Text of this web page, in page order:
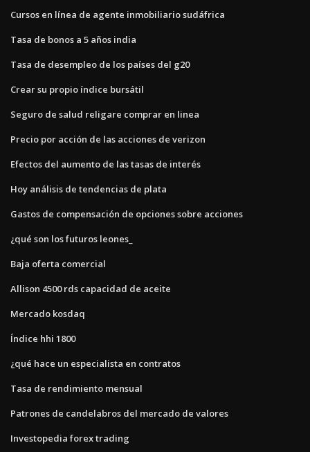
Cursos en línea de agente inmobiliario sudáfrica
Tasa de bonos a 5 años india
Tasa de desempleo de los países del g20
Crear su propio índice bursátil
Seguro de salud religare comprar en linea
Precio por acción de las acciones de verizon
Efectos del aumento de las tasas de interés
Hoy análisis de tendencias de plata
Gastos de compensación de opciones sobre acciones
¿qué son los futuros leones_
Baja oferta comercial
Allison 4500 rds capacidad de aceite
Mercado kosdaq
Índice hhi 1800
¿qué hace un especialista en contratos
Tasa de rendimiento mensual
Patrones de candelabros del mercado de valores
Investopedia forex trading